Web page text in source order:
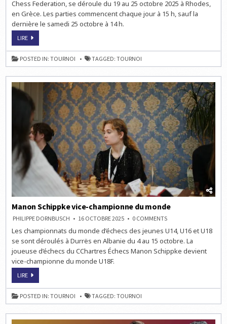
CLUBS
2025
Chess Federation, se déroule du 19 au 25 octobre 2025 à Rhodes,
en Grèce. Les parties commencent chaque jour à 15 h, sauf la
dernière le samedi 25 octobre à 14 h.
LIRECOUPE
DES
CLUBS
2025
POSTED IN:TOURNOI TAGGED:TOURNOI
Manon Schippke vice-championne du monde
PHILIPPE DORNBUSCH 16 OCTOBRE 2025 0 COMMENTSON
SCHIPPKE
VICE-
CHAMPIONNE
DU
MONDE
Les championnats du monde d’échecs des jeunes U14, U16 et U18
se sont déroulés à Durrës en Albanie du 4 au 15 octobre. La
joueuse d’échecs du CChartres Échecs Manon Schippke devient
vice-championne du monde U18F.
LIREMANON
VICE-
CHAMPIONNE
DU
MONDE
POSTED IN:TOURNOI TAGGED:TOURNOI